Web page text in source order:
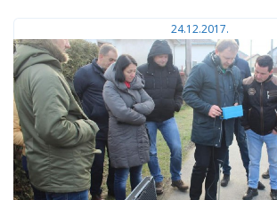
24.12.2017.